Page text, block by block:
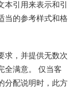
引用来表示和引
当的参考样式和格
求，并提供无数次
全满意。 仅当客
分配说明时，此方